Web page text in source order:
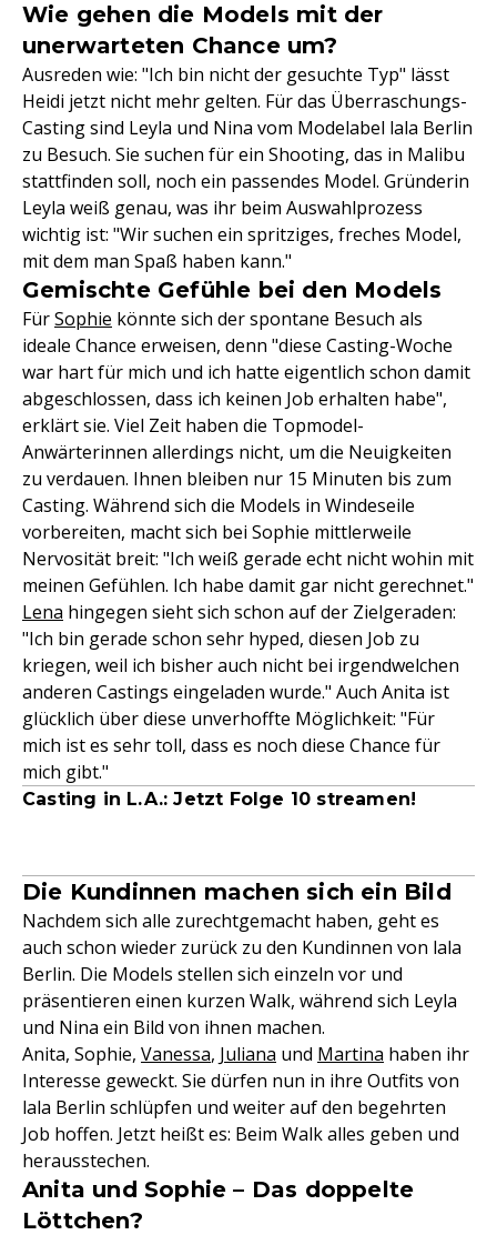
Wie gehen die Models mit der
unerwarteten Chance um?
Ausreden wie: "Ich bin nicht der gesuchte Typ" lässt
Heidi jetzt nicht mehr gelten. Für das Überraschungs-
Casting sind Leyla und Nina vom Modelabel lala Berlin
zu Besuch. Sie suchen für ein Shooting, das in Malibu
stattfinden soll, noch ein passendes Model. Gründerin
Leyla weiß genau, was ihr beim Auswahlprozess
wichtig ist: "Wir suchen ein spritziges, freches Model,
mit dem man Spaß haben kann."
Gemischte Gefühle bei den Models
FürSophie könnte sich der spontane Besuch als
ideale Chance erweisen, denn "diese Casting-Woche
war hart für mich und ich hatte eigentlich schon damit
abgeschlossen, dass ich keinen Job erhalten habe",
erklärt sie. Viel Zeit haben die Topmodel-
Anwärterinnen allerdings nicht, um die Neuigkeiten
zu verdauen. Ihnen bleiben nur 15 Minuten bis zum
Casting. Während sich die Models in Windeseile
vorbereiten, macht sich bei Sophie mittlerweile
Nervosität breit: "Ich weiß gerade echt nicht wohin mit
meinen Gefühlen. Ich habe damit gar nicht gerechnet."
Lena hingegen sieht sich schon auf der Zielgeraden:
"Ich bin gerade schon sehr hyped, diesen Job zu
kriegen, weil ich bisher auch nicht bei irgendwelchen
anderen Castings eingeladen wurde." Auch Anita ist
glücklich über diese unverhoffte Möglichkeit: "Für
mich ist es sehr toll, dass es noch diese Chance für
mich gibt."
Casting in L.A.: Jetzt Folge 10 streamen!
Die Kundinnen machen sich ein Bild
Nachdem sich alle zurechtgemacht haben, geht es
auch schon wieder zurück zu den Kundinnen von lala
Berlin. Die Models stellen sich einzeln vor und
präsentieren einen kurzen Walk, während sich Leyla
und Nina ein Bild von ihnen machen.
Anita, Sophie, Vanessa, Juliana und Martina haben ihr
Interesse geweckt. Sie dürfen nun in ihre Outfits von
lala Berlin schlüpfen und weiter auf den begehrten
Job hoffen. Jetzt heißt es: Beim Walk alles geben und
herausstechen.
Anita und Sophie – Das doppelte
Löttchen?